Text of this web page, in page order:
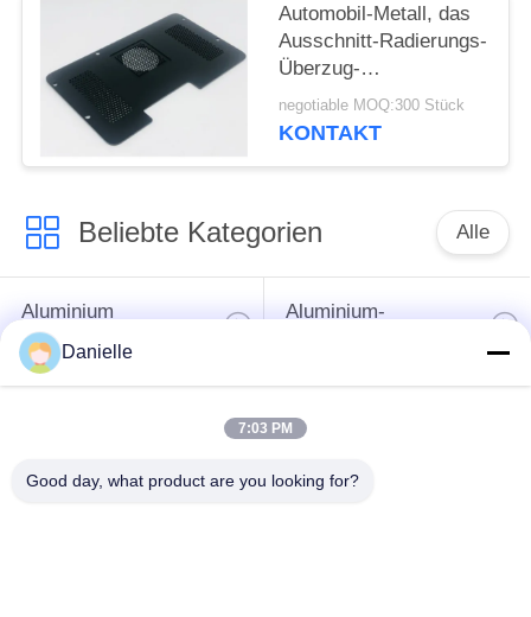
Automobil-Metall, das
Ausschnitt-Radierungs-
Überzug-
Aluminiumstahlblech-
Einschließung der
negotiable MOQ:300 Stück
KONTAKT
Beliebte Kategorien Alle
Aluminium
Druckguss
Aluminium-
Cnc-Drehteile
Danielle
7:03 PM
Good day, what product are you looking for?